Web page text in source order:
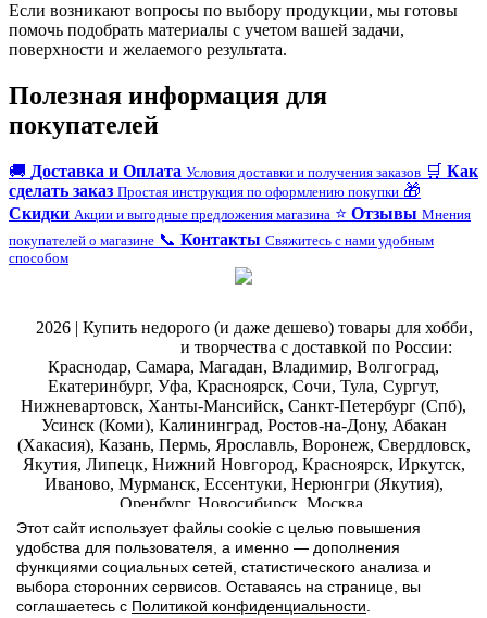
Если возникают вопросы по выбору продукции, мы готовы
помочь подобрать материалы с учетом вашей задачи,
поверхности и желаемого результата.
Полезная информация для
покупателей
🚚 Доставка и Оплата Условия доставки и получения заказов 🛒 Как
сделать заказ Простая инструкция по оформлению покупки 🎁
Скидки Акции и выгодные предложения магазина ⭐ Отзывы Мнения
покупателей о магазине 📞 Контакты Свяжитесь с нами удобным
способом
2026 | Купить недорого (и даже дешево) товары для хобби,
и творчества с доставкой по России:
Краснодар, Самара, Магадан, Владимир, Волгоград,
Екатеринбург, Уфа, Красноярск, Сочи, Тула, Сургут,
Нижневартовск, Ханты-Мансийск, Санкт-Петербург (Спб),
Усинск (Коми), Калининград, Ростов-на-Дону, Абакан
(Хакасия), Казань, Пермь, Ярославль, Воронеж, Свердловск,
Якутия, Липецк, Нижний Новгород, Красноярск, Иркутск,
Иваново, Мурманск, Ессентуки, Нерюнгри (Якутия),
Оренбург, Новосибирск, Москва.
ИП Ильина Марина Эдуардовна ИНН 771207133852 ЕГРИП
323774600019055.Интернет-магазин Арт-декупаж
скрапбукинг
Этот сайт использует файлы cookie с целью повышения
удобства для пользователя, а именно — дополнения
функциями социальных сетей, статистического анализа и
выбора сторонних сервисов. Оставаясь на странице, вы
соглашаетесь с Политикой конфиденциальности